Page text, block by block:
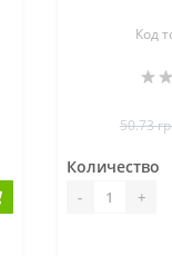
Код
50.73
Количество
- +